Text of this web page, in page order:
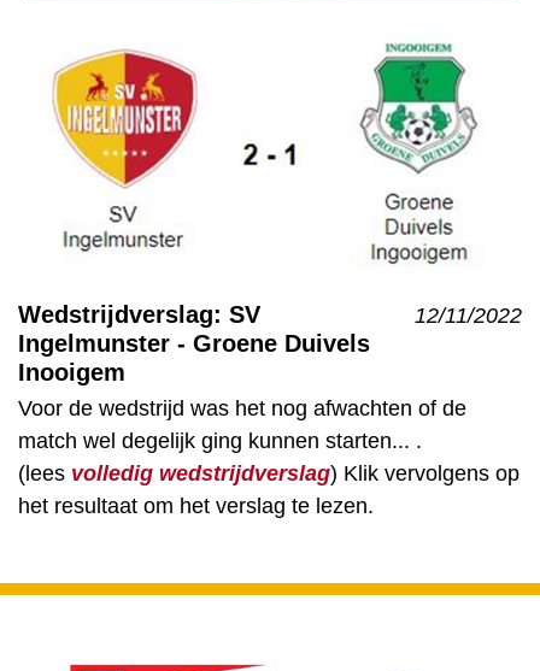
Wedstrijdverslag: SV
Ingelmunster - Groene Duivels
Inooigem
12/11/2022
Voor de wedstrijd was het nog afwachten of de
match wel degelijk ging kunnen starten... .
(lees volledig wedstrijdverslag) Klik vervolgens op
het resultaat om het verslag te lezen.